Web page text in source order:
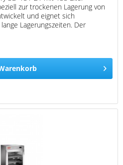
zur trockenen Lagerung von
und eignet sich
Lagerungszeiten. Der